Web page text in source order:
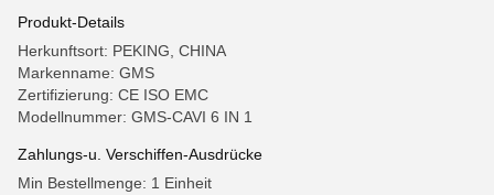
Produkt-Details
Herkunftsort: PEKING, CHINA
Markenname: GMS
Zertifizierung: CE ISO EMC
Modellnummer: GMS-CAVI 6 IN 1
Zahlungs-u. Verschiffen-Ausdrücke
Min Bestellmenge: 1 Einheit